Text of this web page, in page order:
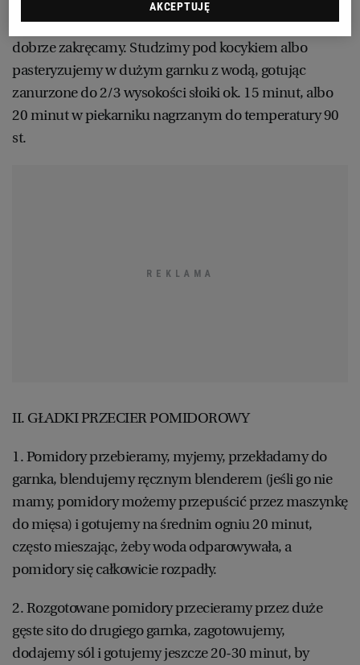
WROCŁAW
ZAKOPANE
ZIELONA GÓRA
wrzątkiem lub w piekarniku butelek albo słoików,
dobrze zakręcamy. Studzimy pod kocykiem albo
pasteryzujemy w dużym garnku z wodą, gotując
zanurzone do 2/3 wysokości słoiki ok. 15 minut, albo
20 minut w piekarniku nagrzanym do temperatury 90
st.
II. GŁADKI PRZECIER POMIDOROWY
1. Pomidory przebieramy, myjemy, przekładamy do
garnka, blendujemy ręcznym blenderem (jeśli go nie
mamy, pomidory możemy przepuścić przez maszynkę
do mięsa) i gotujemy na średnim ogniu 20 minut,
często mieszając, żeby woda odparowywała, a
pomidory się całkowicie rozpadły.
2. Rozgotowane pomidory przecieramy przez duże
gęste sito do drugiego garnka, zagotowujemy,
dodajemy sól i gotujemy jeszcze 20-30 minut, by
AKCEPTUJĘ